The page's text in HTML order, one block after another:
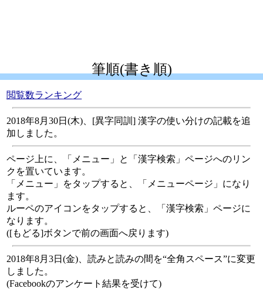
筆順(書き順)
閲覧数ランキング
2018年8月30日(木)、[異字同訓] 漢字の使い分けの記載を追
加しました。
ページ上に、「メニュー」と「漢字検索」ページへのリン
クを置いています。
「メニュー」をタップすると、「メニューページ」になり
ます。
ルーペのアイコンをタップすると、「漢字検索」ページに
なります。
([もどる]ボタンで前の画面へ戻ります)
2018年8月3日(金)、読みと読みの間を“全角スペース”に変更
しました。
(Facebookのアンケート結果を受けて)